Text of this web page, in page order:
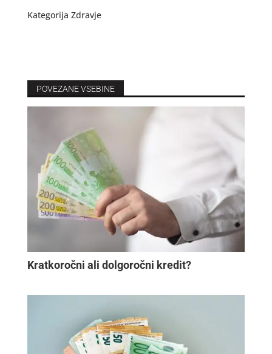
Kategorija Zdravje
POVEZANE VSEBINE
Kratkoročni ali dolgoročni kredit?